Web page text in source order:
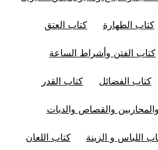
كتاب الطهارة كتاب العتق
كتاب الفتن وأشراط الساعة
كتاب الفضائل كتاب القدر
والقصاص والديات
اللباس و الزينة كتاب اللعان